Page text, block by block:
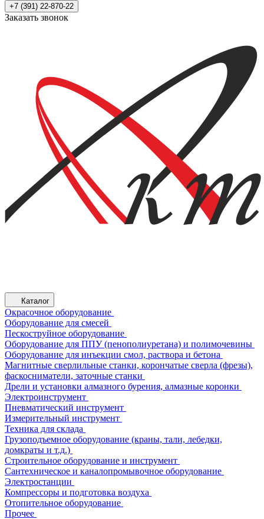
+7 (391) 22-870-22
Заказать звонок
Каталог
Окрасочное оборудование
Оборудование для смесей
Пескоструйное оборудование
Оборудование для ППУ (пенополиуретана) и полимочевины
Оборудование для инъекции смол, раствора и бетона
Магнитные сверлильные станки, корончатые сверла (фрезы),
фаскосниматели, заточные станки
Дрели и установки алмазного бурения, алмазные коронки
Электроинструмент
Пневматический инструмент
Измерительный инструмент
Техника для склада
Грузоподъемное оборудование (краны, тали, лебедки,
домкраты и т.д.)
Строительное оборудование и инструмент
Сантехническое и каналопромывочное оборудование
Электростанции
Компрессоры и подготовка воздуха
Отопительное оборудование
Прочее